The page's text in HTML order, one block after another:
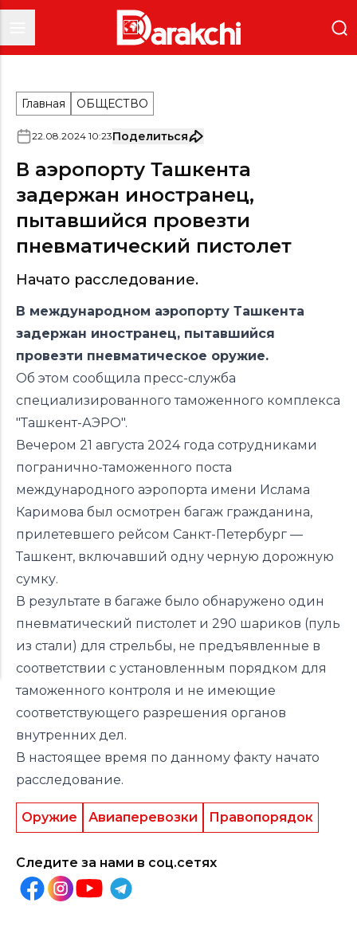
Главная ОБЩЕСТВО
22.08.2024 10:23Поделиться
В аэропорту Ташкента
задержан иностранец,
пытавшийся провезти
пневматический пистолет
Начато расследование.
В международном аэропорту Ташкента
задержан иностранец, пытавшийся
провезти пневматическое оружие.
Об этом сообщила пресс-служба
специализированного таможенного комплекса
"Ташкент-АЭРО".
Вечером 21 августа 2024 года сотрудниками
погранично-таможенного поста
международного аэропорта имени Ислама
Каримова был осмотрен багаж гражданина,
прилетевшего рейсом Санкт-Петербург —
Ташкент, включавший одну черную дорожную
сумку.
В результате в багаже было обнаружено один
пневматический пистолет и 290 шариков (пуль
из стали) для стрельбы, не предъявленные в
соответствии с установленным порядком для
таможенного контроля и не имеющие
соответствующего разрешения органов
внутренних дел.
В настоящее время по данному факту начато
расследование.
Оружие Авиаперевозки Правопорядок
Следите за нами в соц.сетях